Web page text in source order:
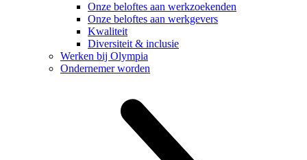
Onze beloftes aan werkzoekenden
Onze beloftes aan werkgevers
Kwaliteit
Diversiteit & inclusie
Werken bij Olympia
Ondernemer worden